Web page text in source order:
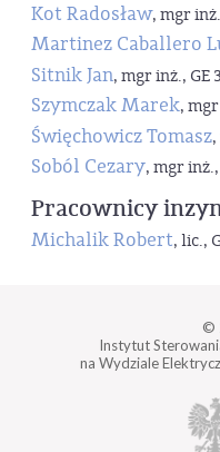
Kot Radosław, mgr
Martinez Caballero
Sitnik Jan, mgr inż., GE
Szymczak Marek,
Święchowicz Tomasz
Soból Cezary, mgr
Pracownicy
Michalik Robert, lic.,
©
Instytut
na Wydziale